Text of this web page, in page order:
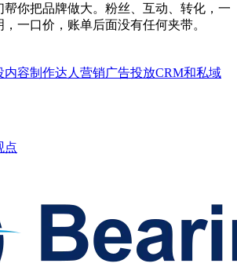
你把品牌做大。粉丝、互动、转化，一
一口价，账单后面没有任何夹带。
内容制作达人营销广告投放CRM和私域
点